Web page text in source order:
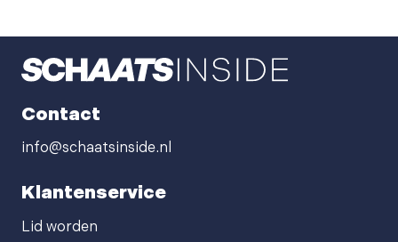
Contact
info@schaatsinside.nl
Klantenservice
Lid worden